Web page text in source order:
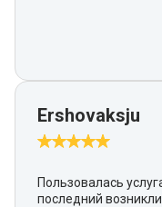
Ershovaksju
Пользовалась
последний